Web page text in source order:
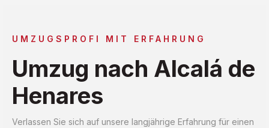
UMZUGSPROFI MIT ERFAHRUNG
Umzug nach Alcalá de
Henares
Verlassen Sie sich auf unsere langjährige Erfahrung für einen